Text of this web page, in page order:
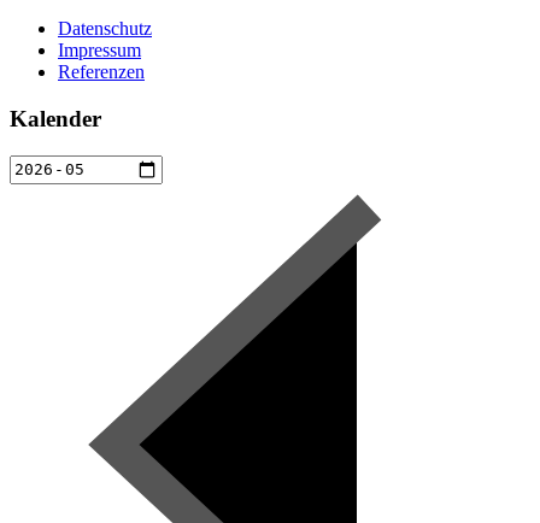
Datenschutz
Impressum
Referenzen
Kalender